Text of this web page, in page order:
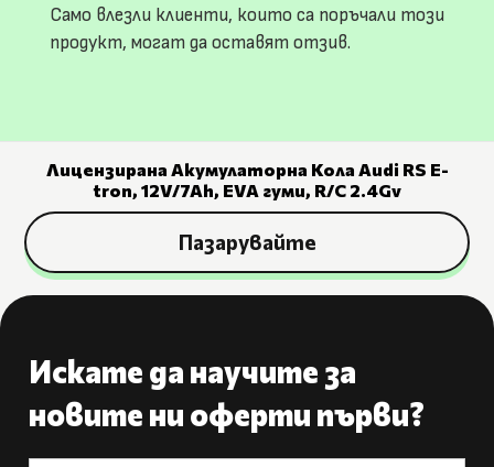
Само влезли клиенти, които са поръчали този
продукт, могат да оставят отзив.
Лицензирана Акумулаторна Кола Audi RS Е-
tron, 12V/7Ah, EVA гуми, R/C 2.4Gv
Пазарувайте
Искате да научите за
новите ни оферти първи?